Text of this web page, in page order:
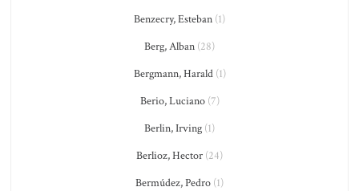
Benzecry, Esteban (1)
Berg, Alban (28)
Bergmann, Harald(1)
Berio, Luciano(7)
Berlin, Irving (1)
Berlioz, Hector (24)
Bermúdez, Pedro (1)